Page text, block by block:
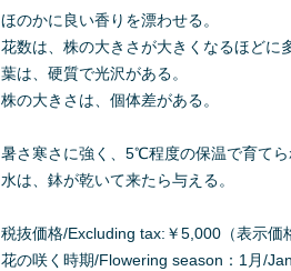
ほのかに良い香りを漂わせる。
花数は、株の大きさが大きくなるほどに
葉は、硬質で光沢がある。
株の大きさは、個体差がある。
暑さ寒さに強く、5℃程度の保温で育てら
水は、鉢が乾いて来たら与える。
税抜価格/Excluding tax:￥5,000（表示価
花の咲く時期/Flowering season：1月/